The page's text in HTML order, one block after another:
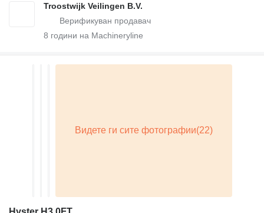
Troostwijk Veilingen B.V.
8 години на Machineryline